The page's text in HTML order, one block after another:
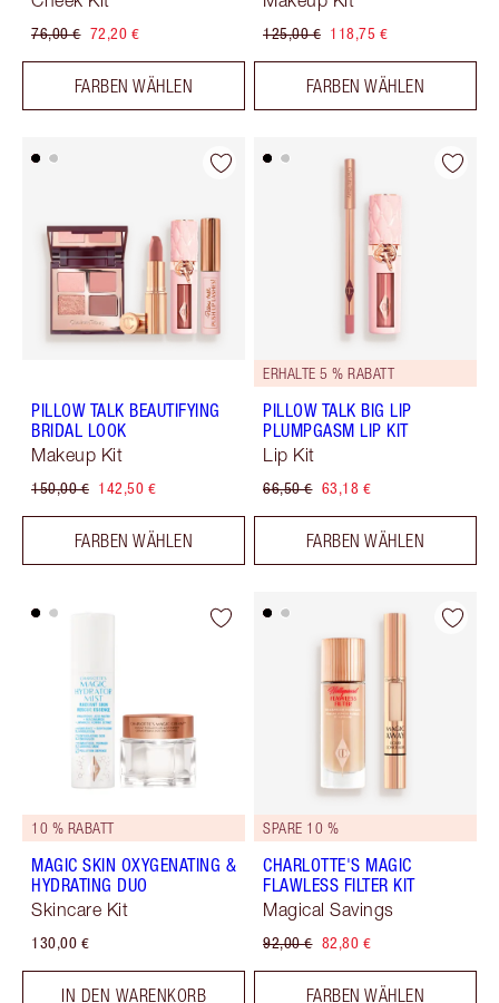
76,00 € 72,20 €
FARBEN WÄHLEN
125,00 € 118,75 €
FARBEN WÄHLEN
PILLOW TALK BEAUTIFYING
BRIDAL LOOK
Makeup Kit
150,00 € 142,50 €
FARBEN WÄHLEN
ERHALTE 5 % RABATT
PILLOW TALK BIG LIP
PLUMPGASM LIP KIT
Lip Kit
66,50 € 63,18 €
FARBEN WÄHLEN
10 % RABATT
MAGIC SKIN OXYGENATING &
HYDRATING DUO
Skincare Kit
130,00 €
IN DEN WARENKORB
SPARE 10 %
CHARLOTTE'S MAGIC
FLAWLESS FILTER KIT
Magical Savings
92,00 € 82,80 €
FARBEN WÄHLEN